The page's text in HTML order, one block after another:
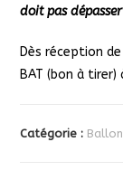
doit pas
Dès réception
BAT (bon à
Catégorie :